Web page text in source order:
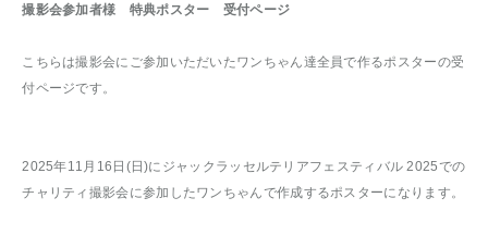
撮影会参加者様 特典ポスター 受付ページ
こちらは撮影会にご参加いただいたワンちゃん達全員で作るポスターの受
付ページです。
2025年11月16日(日)にジャックラッセルテリアフェスティバル 2025での
チャリティ撮影会に参加したワンちゃんで作成するポスターになります。